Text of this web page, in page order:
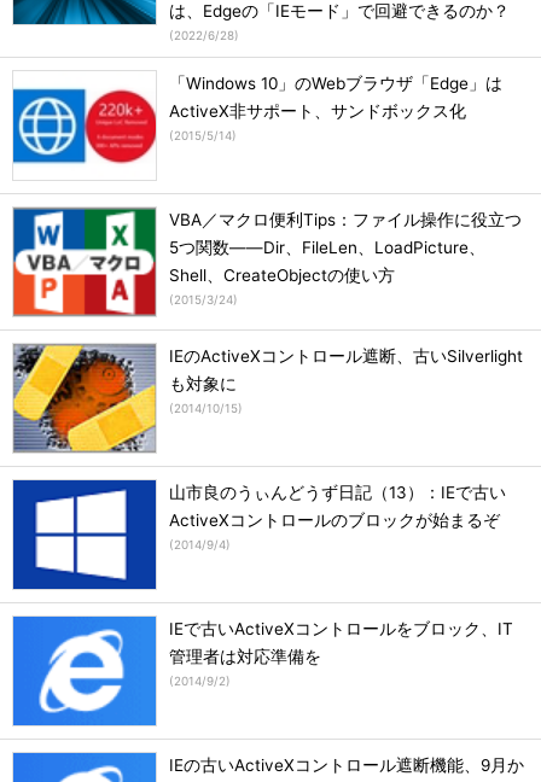
は、Edgeの「IEモード」で回避できるのか？
(2022/6/28)
「Windows 10」のWebブラウザ「Edge」は
ActiveX非サポート、サンドボックス化
(2015/5/14)
VBA／マクロ便利Tips：ファイル操作に役立つ
5つ関数――Dir、FileLen、LoadPicture、
Shell、CreateObjectの使い方
(2015/3/24)
IEのActiveXコントロール遮断、古いSilverlight
も対象に
(2014/10/15)
山市良のうぃんどうず日記（13）：IEで古い
ActiveXコントロールのブロックが始まるぞ
(2014/9/4)
IEで古いActiveXコントロールをブロック、IT
管理者は対応準備を
(2014/9/2)
IEの古いActiveXコントロール遮断機能、9月か